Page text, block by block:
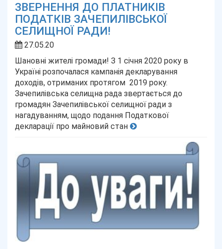
ЗВЕРНЕННЯ ДО ПЛАТНИКІВ
ПОДАТКІВ ЗАЧЕПИЛІВСЬКОЇ
СЕЛИЩНОЇ РАДИ!
27.05.20
Шановні жителі громади! З 1 січня 2020 року в
Україні розпочалася кампанія декларування
доходів, отриманих протягом 2019 року.
Зачепилівська селищна рада звертається до
громадян Зачепилівської селищної ради з
нагадуванням, щодо подання Податкової
декларації про майновий стан